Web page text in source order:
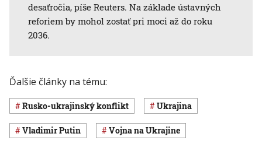
desaťročia, píše Reuters. Na základe ústavných
reforiem by mohol zostať pri moci až do roku
2036.
Ďalšie články na tému:
rusko-ukrajinský konflikt Ukrajina
Vladimir Putin vojna na Ukrajine